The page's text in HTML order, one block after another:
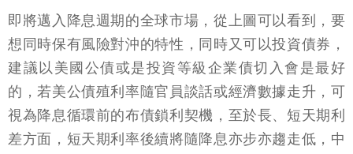
即將邁入降息週期的全球市場，從上圖可以看到，要
想同時保有風險對沖的特性，同時又可以投資債券，
建議以美國公債或是投資等級企業債切入會是最好
的，若美公債殖利率隨官員談話或經濟數據走升，可
視為降息循環前的布債鎖利契機，至於長、短天期利
差方面，短天期利率後續將隨降息亦步亦趨走低，中